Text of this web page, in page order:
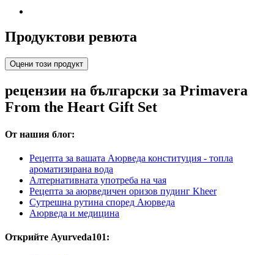
Продуктови ревюта
Оцени този продукт
рецензии на български за Primavera
From the Heart Gift Set
От нашия блог:
Рецепта за вашата Аюрведа конституция - топла
ароматизирана вода
Алтернативната употреба на чая
Рецепта за аюрведичен оризов пудинг Kheer
Сутрешна рутина според Аюрведа
Аюрведа и медицина
Открийте Ayurveda101: